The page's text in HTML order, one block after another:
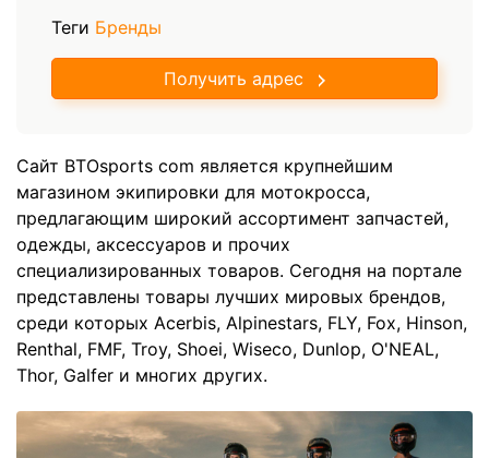
Теги Бренды
Получить адрес
Сайт BTOsports com является крупнейшим
магазином экипировки для мотокросса,
предлагающим широкий ассортимент запчастей,
одежды, аксессуаров и прочих
специализированных товаров. Сегодня на портале
представлены товары лучших мировых брендов,
среди которых Acerbis, Alpinestars, FLY, Fox, Hinson,
Renthal, FMF, Troy, Shoei, Wiseco, Dunlop, O'NEAL,
Thor, Galfer и многих других.